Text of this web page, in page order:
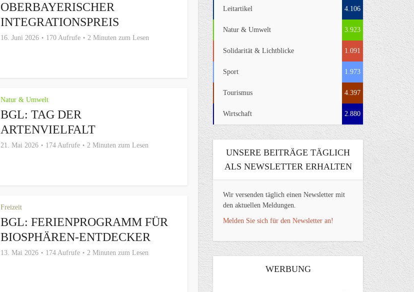
OBERBAYERISCHER
INTEGRATIONSPREIS
16. Juni 2026 170 Aufrufe 2 Minuten zum Lesen
Natur & Umwelt
BGL: TAG DER
ARTENVIELFALT
21. Mai 2026 174 Aufrufe 2 Minuten zum Lesen
Freizeit
BGL: FERIENPROGRAMM FÜR
BIOSPHÄREN-ENTDECKER
13. Mai 2026 174 Aufrufe 2 Minuten zum Lesen
Leitartikel 4.106
Natur & Umwelt 3.923
Solidarität & Lichtblicke 1.091
Sport 1.973
Tourismus 4.397
Wirtschaft 2.880
UNSERE BEITRÄGE TÄGLICH
ALS NEWSLETTER ERHALTEN
Wir versenden täglich einen Newsletter mit
den aktuellen Meldungen.
Melden Sie sich für den Newsletter an!
WERBUNG